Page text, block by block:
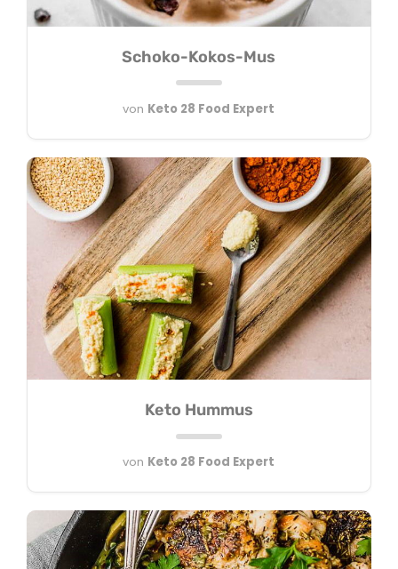
Schoko-Kokos-Mus
von Keto 28 Food Expert
Keto Hummus
von Keto 28 Food Expert